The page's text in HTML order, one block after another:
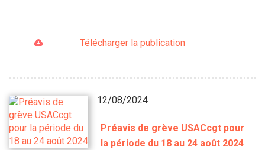
Télécharger la publication
12/08/2024
Préavis de grève USACcgt pour
la période du 18 au 24 août 2024